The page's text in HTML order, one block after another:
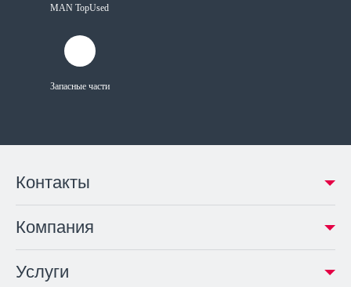
MAN TopUsed
Запасные части
Контакты
Компания
Услуги